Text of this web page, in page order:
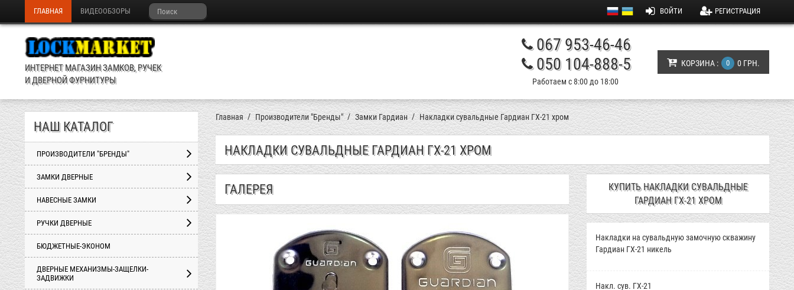
ИНТЕРНЕТ МАГАЗИН ЗАМКОВ, РУЧЕК
И ДВЕРНОЙ ФУРНИТУРЫ
067 953-46-46
050 104-888-5
Работаем с 8:00 до 18:00
КОРЗИНА : 0 0 ГРН.
НАШ КАТАЛОГ
ПРОИЗВОДИТЕЛИ "БРЕНДЫ"
ЗАМКИ ДВЕРНЫЕ
НАВЕСНЫЕ ЗАМКИ
РУЧКИ ДВЕРНЫЕ
БЮДЖЕТНЫЕ-ЭКОНОМ
ДВЕРНЫЕ МЕХАНИЗМЫ-ЗАЩЕЛКИ-
ЗАДВИЖКИ
Главная Производители "Бренды" Замки Гардиан Накладки сувальдные Гардиан ГХ-21 хром
НАКЛАДКИ СУВАЛЬДНЫЕ ГАРДИАН ГХ-21 ХРОМ
ГАЛЕРЕЯ
КУПИТЬ НАКЛАДКИ СУВАЛЬДНЫЕ
ГАРДИАН ГХ-21 ХРОМ
Накладки на сувальдную замочную скважину
Гардиан ГХ-21 никель
Накл. сув. ГХ-21
ГЛАВНАЯ ВИДЕООБЗОРЫ ВОЙТИ РЕГИСТРАЦИЯ